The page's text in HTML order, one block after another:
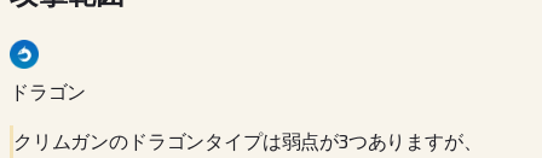
ドラゴン
クリムガンのドラゴンタイプは弱点が3つありますが、